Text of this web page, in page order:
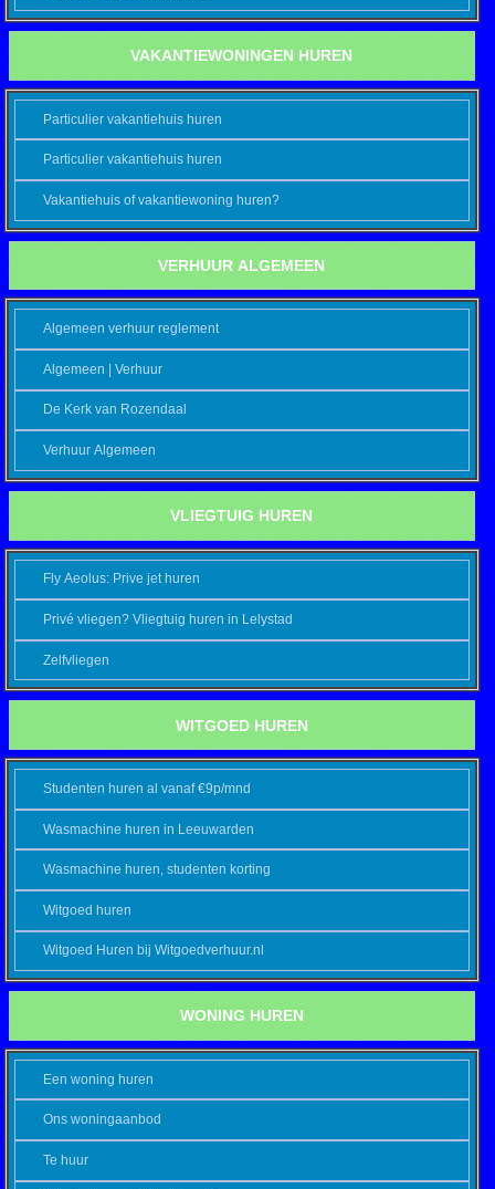
VAKANTIEWONINGEN HUREN
Particulier vakantiehuis huren
Particulier vakantiehuis huren
Vakantiehuis of vakantiewoning huren?
VERHUUR ALGEMEEN
Algemeen verhuur reglement
Algemeen | Verhuur
De Kerk van Rozendaal
Verhuur Algemeen
VLIEGTUIG HUREN
Fly Aeolus: Prive jet huren
Privé vliegen? Vliegtuig huren in Lelystad
Zelfvliegen
WITGOED HUREN
Studenten huren al vanaf €9p/mnd
Wasmachine huren in Leeuwarden
Wasmachine huren, studenten korting
Witgoed huren
Witgoed Huren bij Witgoedverhuur.nl
WONING HUREN
Een woning huren
Ons woningaanbod
Te huur